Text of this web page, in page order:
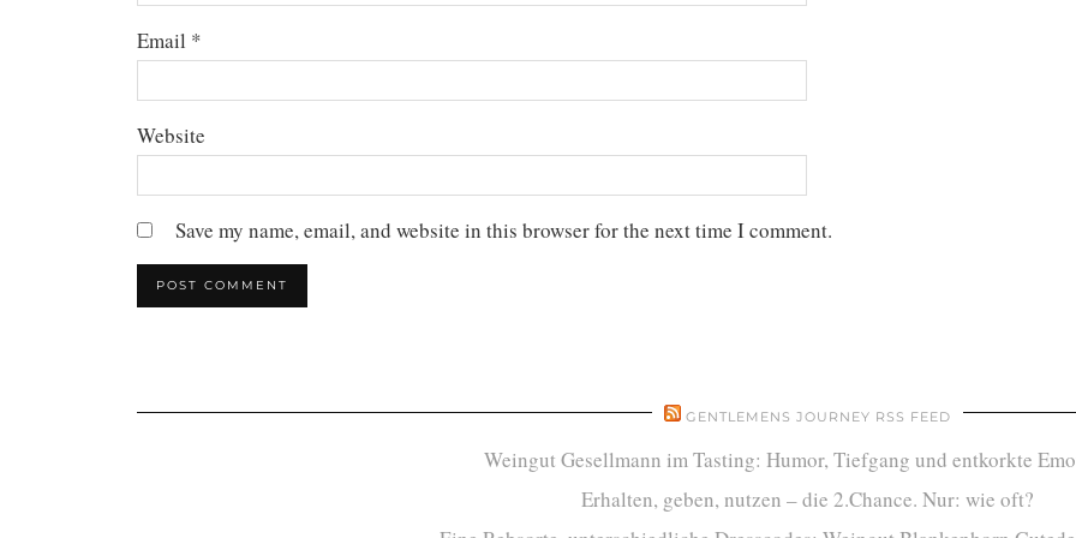
Email *
Website
Save my name, email, and website in this browser for the next time I comment.
GENTLEMENS JOURNEY RSS FEED
Weingut Gesellmann im Tasting: Humor, Tiefgang und entkorkte
Erhalten, geben, nutzen – die 2.Chance. Nur: wie oft?